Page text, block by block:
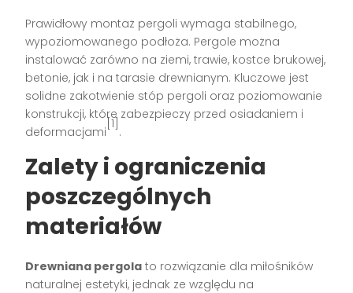
Prawidłowy montaż pergoli wymaga stabilnego,
wypoziomowanego podłoża. Pergole można
instalować zarówno na ziemi, trawie, kostce brukowej,
betonie, jak i na tarasie drewnianym. Kluczowe jest
solidne zakotwienie stóp pergoli oraz poziomowanie
konstrukcji, które zabezpieczy przed osiadaniem i
deformacjami
[1]
.
Zalety i ograniczenia
poszczególnych
materiałów
Drewniana pergola to rozwiązanie dla miłośników
naturalnej estetyki, jednak ze względu na